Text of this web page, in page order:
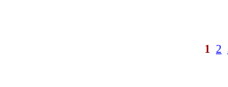
1 2